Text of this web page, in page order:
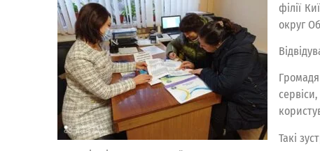
філії
округ
Такі